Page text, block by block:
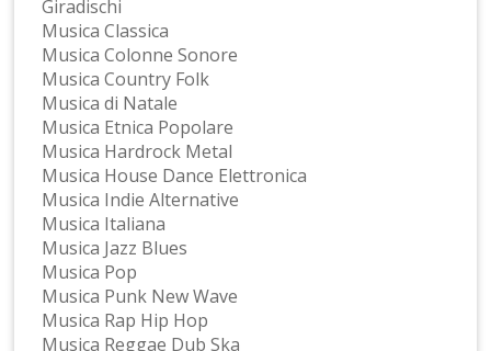
Giradischi
Musica Classica
Musica Colonne Sonore
Musica Country Folk
Musica di Natale
Musica Etnica Popolare
Musica Hardrock Metal
Musica House Dance Elettronica
Musica Indie Alternative
Musica Italiana
Musica Jazz Blues
Musica Pop
Musica Punk New Wave
Musica Rap Hip Hop
Musica Reggae Dub Ska